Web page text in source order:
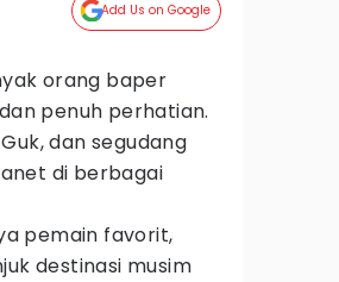
Add Us on Google
orang baper
penuh perhatian.
dan segudang
di berbagai
pemain favorit,
destinasi musim